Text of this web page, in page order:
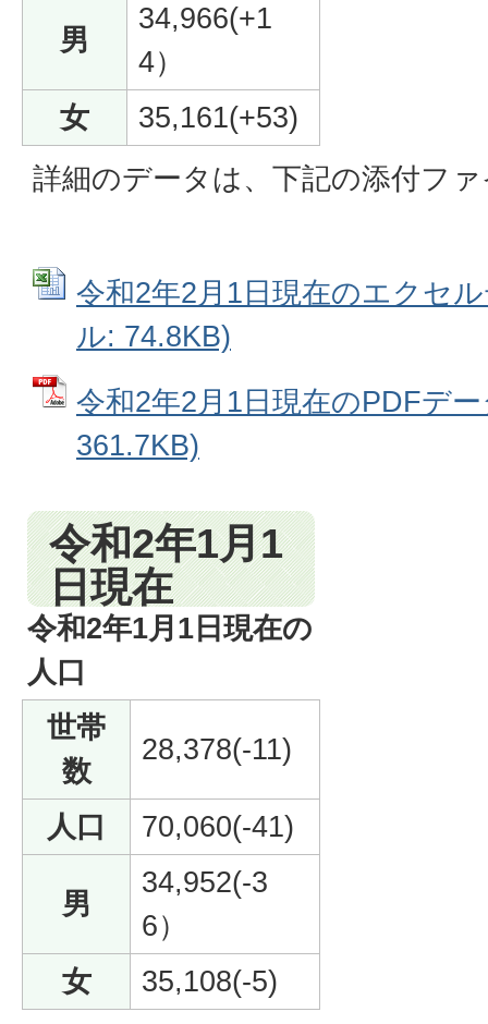
男
34,966(+1
4）
女
35,161(+53)
詳細のデータは、下記の添付フ
令和2年2月1日現在のエクセ
ル: 74.8KB)
令和2年2月1日現在のPDFデ
361.7KB)
令和2年1月1
日現在
令和2年1月1日現在の
人口
世帯
数
28,378(-11)
人口 70,060(-41)
男
34,952(-3
6）
女
35,108(-5)